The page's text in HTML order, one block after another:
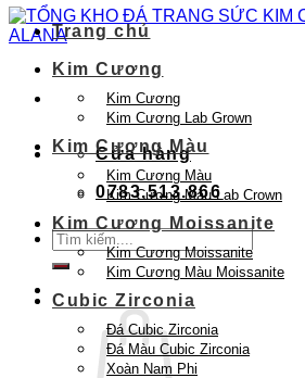
Cửa hàng
0783.513.866
Tìm
kiếm:
Trang chủ
Kim Cương
Kim Cương
Kim Cương Lab Grown
Kim Cương Màu
Kim Cương Màu
Kim Cương Màu Lab Crown
Kim Cương Moissanite
Kim Cương Moissanite
Kim Cương Màu Moissanite
Cubic Zirconia
Đá Cubic Zirconia
Đá Màu Cubic Zirconia
Xoàn Nam Phi